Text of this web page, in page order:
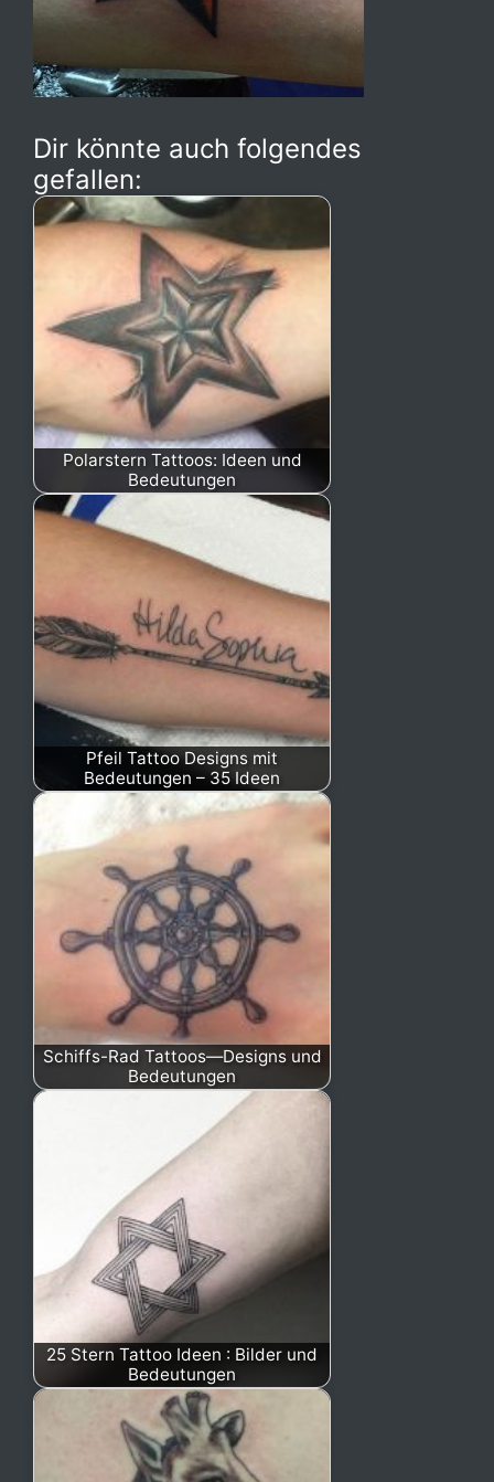
Dir könnte auch folgendes
gefallen:
Polarstern Tattoos: Ideen und
Bedeutungen
Pfeil Tattoo Designs mit
Bedeutungen – 35 Ideen
Schiffs-Rad Tattoos—Designs und
Bedeutungen
25 Stern Tattoo Ideen : Bilder und
Bedeutungen